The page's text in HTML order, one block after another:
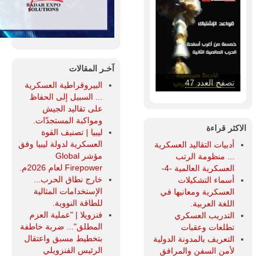
تصفح العدد 46
الاكثر قراءة
أدبيات التقاليد العسكرية
... منظومة الرتب
العسكرية العالمية -4-
أسماء التشكيلات
العسكرية ومعانيها في
اللغة العربية.
التدريب العسكري
تطلعات وعقبات
التعريف بالمدونة الدولية
لأمن السفن والمرافق
آخـر المقالات
البيروقراطية العسكرية
... السبيل إلى الحفاظ
على تقاليد الجيش
ومواكبة المستجدّات.
ليبيا | تصنيف القوة
العسكرية لدولة ليبيا وفق
مؤشر Global
Firepower لعام 2026م.
خارج نطاق الحرب...
الإستخدامات المثالية
للطاقة النووية.
فنزويلا | "عملية العزم
المطلق"... ضربة خاطفة
بتخطيط مسبق واعتقال
الرئيس الفنزويلي